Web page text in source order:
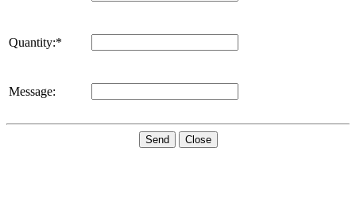
Quantity:*
Message:
Send Close